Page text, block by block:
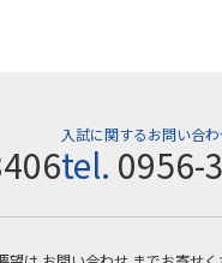
入試に関するお問い合わ
tel. 0956-